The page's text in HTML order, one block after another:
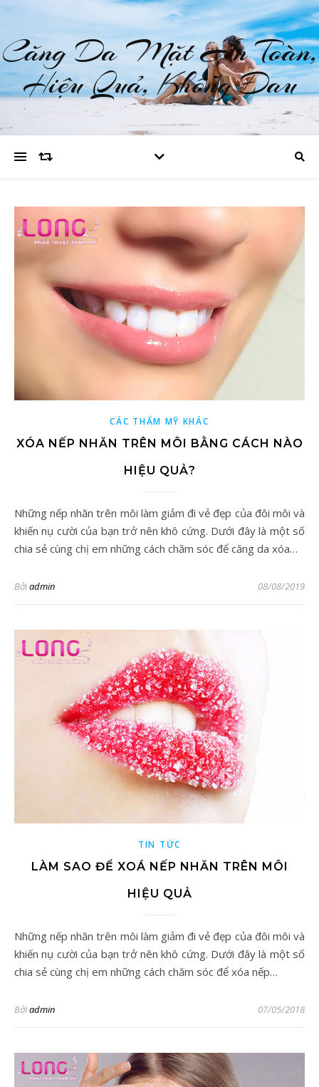
Căng Da Mặt An Toàn,
Hiệu Quả, Không Đau
CÁC THẨM MỸ KHÁC
XÓA NẾP NHĂN TRÊN MÔI BẰNG CÁCH NÀO
HIỆU QUẢ?
Những nếp nhăn trên môi làm giảm đi vẻ đẹp của đôi môi và
khiến nụ cười của bạn trở nên khô cứng. Dưới đây là một số
chia sẻ cùng chị em những cách chăm sóc để căng da xóa…
Bởiadmin 08/08/2019
TIN TỨC
LÀM SAO ĐỂ XOÁ NẾP NHĂN TRÊN MÔI
HIỆU QUẢ
Những nếp nhăn trên môi làm giảm đi vẻ đẹp của đôi môi và
khiến nụ cười của bạn trở nên khô cứng. Dưới đây là một số
chia sẻ cùng chị em những cách chăm sóc để xóa nếp…
Bởiadmin 07/05/2018